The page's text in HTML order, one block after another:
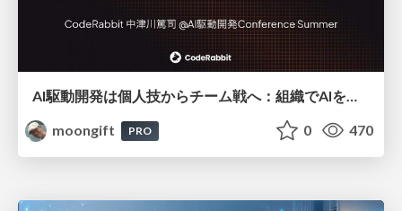
AI駆動開発は個人技からチーム戦へ：組織でAIを使いこなすための実践設計
moongift
PRO 0 470